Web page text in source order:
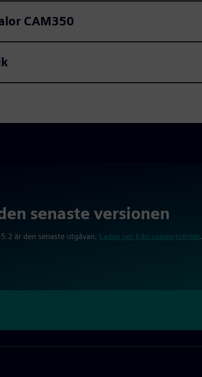
CAM350
senaste versionen
är den senaste utgåvan. Ladda ner från supportcenter.